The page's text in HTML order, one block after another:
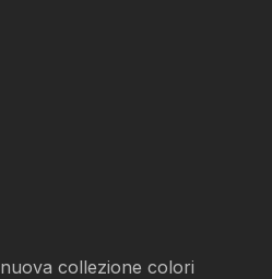
collezione colori